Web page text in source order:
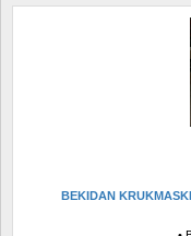
BEKIDAN